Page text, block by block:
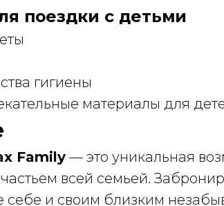
поездки с детьми
гигиены
материалы для
Family — это уникальная
всей семьей.
себе и своим близким